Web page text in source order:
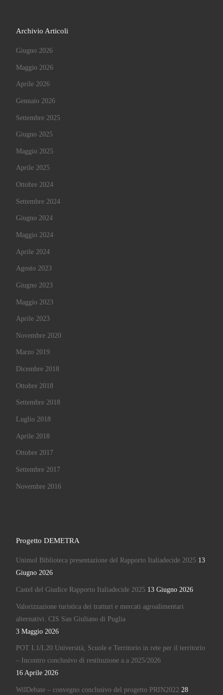
Archivio Articoli
Giugno 2026
Maggio 2026
Aprile 2026
Gennaio 2026
Settembre 2025
Giugno 2025
Maggio 2025
Aprile 2025
Ottobre 2024
Settembre 2024
Giugno 2024
Maggio 2024
Aprile 2024
Agosto 2023
Giugno 2023
Maggio 2023
Aprile 2023
Novembre 2020
Marzo 2019
Dicembre 2018
Ottobre 2018
Settembre 2018
Luglio 2018
Aprile 2018
Ottobre 2017
Settembre 2017
Novembre 2016
Progetto DEMETRA
Unimol Biblioteca presentazione del Rapporto Italiadecide 2025 13
Giugno 2026
Castel del Giudice Rapporto Italiadecide 2025 13 Giugno 2026
Valorizzazione turistica dei tratturi e mercati agroalimentari
alternativi. CIS San Giuliano di Puglia
3 Maggio 2026
POT L1/L20 Università, Scuole e Territorio in rete per il territorio
– Incontro conclusivo di restituzione a.a 2025/2026
16 Aprile 2026
WilDebate – convegno conclusivo del progetto PRIN2022 28